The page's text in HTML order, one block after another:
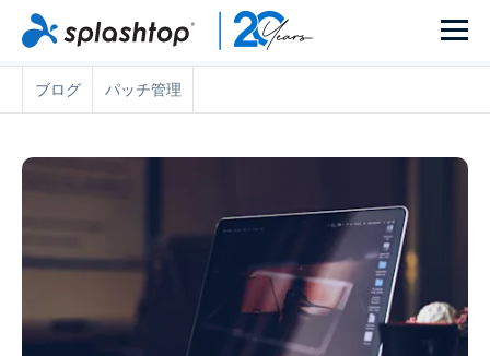
ブログ パッチ管理